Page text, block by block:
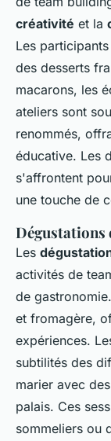
créativité et la
Les
des desserts
macarons, les
ateliers sont
renommés,
éducative. Les
s'affrontent
une touche de
Dégustations
Les
activités de
de
et fromagère,
expériences.
subtilités des
marier avec
palais. Ces
sommeliers ou